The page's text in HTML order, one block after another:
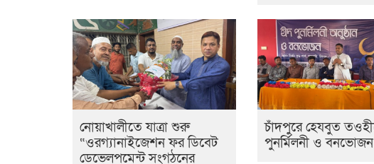
নোয়াখালীতে যাত্রা শুরু
“ওরগ্যানাইজেশন ফর ডিবেট
ডেভেলপমেন্ট সংগঠনের
চাঁদপুরে হেযবুত
পুনর্মিলনী ও